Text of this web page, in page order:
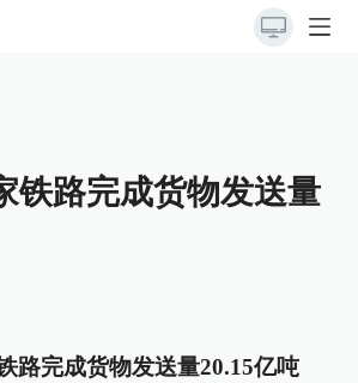
铁路完成货物发送量
路完成货物发送量20.15亿吨